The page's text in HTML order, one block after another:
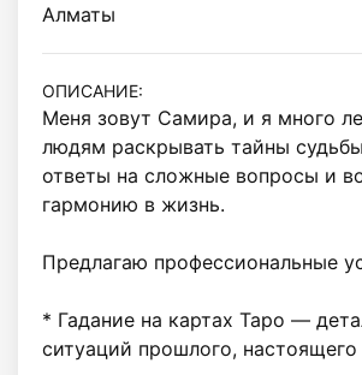
Алматы
ОПИСАНИЕ:
Меня зовут Самира, и я много
людям раскрывать тайны
ответы на сложные вопросы и
гармонию в жизнь.
Предлагаю профессиональные
* Гадание на картах Таро —
ситуаций прошлого,